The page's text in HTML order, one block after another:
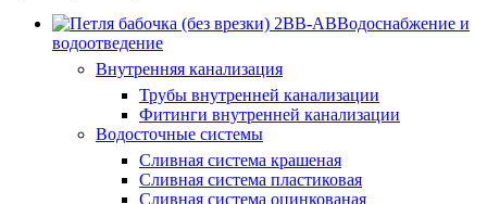
Водоснабжение и
водоотведение
Внутренняя канализация
Трубы внутренней канализации
Фитинги внутренней канализации
Водосточные системы
Сливная система крашеная
Сливная система пластиковая
Сливная система оцинкованая